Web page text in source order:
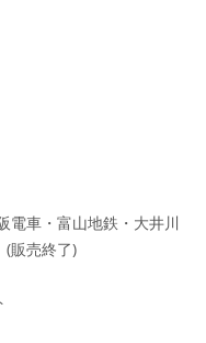
電車・富山地鉄・大井川
(販売終了)